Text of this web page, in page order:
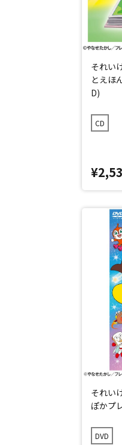
それい
とえほ
D)
CD
それい
ぽかプ
DVD